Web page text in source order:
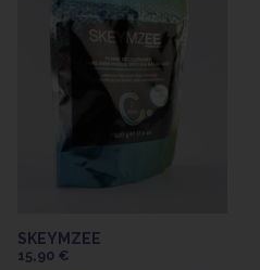
SKEYMZEE
15,90 €